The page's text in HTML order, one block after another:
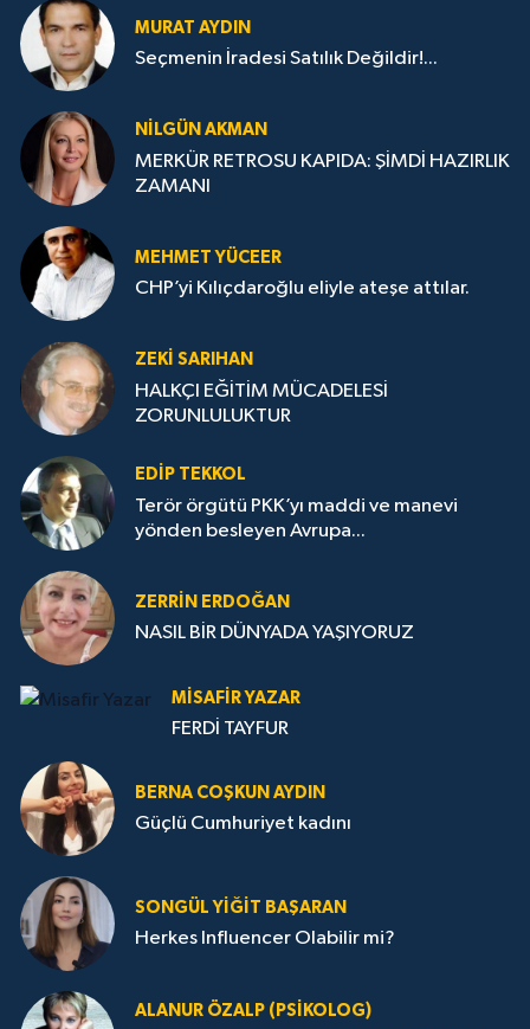
MURAT AYDIN
Seçmenin İradesi Satılık Değildir!...
NILGÜN AKMAN
MERKÜR RETROSU KAPIDA: ŞİMDİ HAZIRLIK
ZAMANI
MEHMET YÜCEER
CHP’yi Kılıçdaroğlu eliyle ateşe attılar.
ZEKI SARIHAN
HALKÇI EĞİTİM MÜCADELESİ
ZORUNLULUKTUR
EDIP TEKKOL
Terör örgütü PKK’yı maddi ve manevi
yönden besleyen Avrupa...
ZERRIN ERDOĞAN
NASIL BİR DÜNYADA YAŞIYORUZ
MISAFIR YAZAR
FERDİ TAYFUR
BERNA COŞKUN AYDIN
Güçlü Cumhuriyet kadını
SONGÜL YIĞIT BAŞARAN
Herkes Influencer Olabilir mi?
ALANUR ÖZALP (PSIKOLOG)